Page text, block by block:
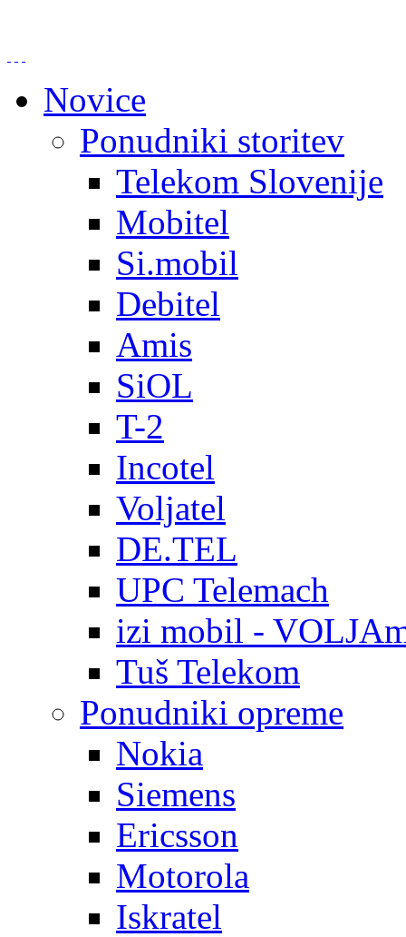
Novice
Ponudniki storitev
Telekom Slovenije
Mobitel
Si.mobil
Debitel
Amis
SiOL
T-2
Incotel
Voljatel
DE.TEL
UPC Telemach
izi mobil -
Tuš Telekom
Ponudniki opreme
Nokia
Siemens
Ericsson
Motorola
Iskratel